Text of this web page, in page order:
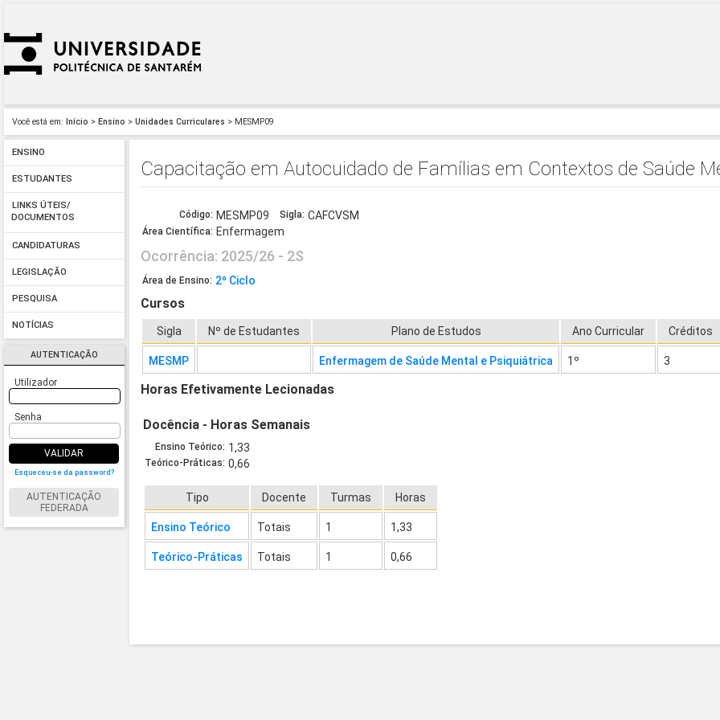
Você está em: Início > Ensino > Unidades Curriculares > MESMP09
ENSINO
ESTUDANTES
LINKS ÚTEIS/
DOCUMENTOS
CANDIDATURAS
LEGISLAÇÃO
PESQUISA
NOTÍCIAS
AUTENTICAÇÃO
Utilizador
Senha
VALIDAR
Esqueceu-se da password?
AUTENTICAÇÃO
FEDERADA
Capacitação em Autocuidado de Famílias em Contextos de Saúde
Código: MESMP09 Sigla: CAFCVSM
Área Científica: Enfermagem
Ocorrência: 2025/26 - 2S
Área de Ensino: 2º Ciclo
Cursos
Sigla Nº de Estudantes Plano de Estudos Ano Curricular Créditos
MESMP Enfermagem de Saúde Mental e Psiquiátrica 1º 3
Horas Efetivamente Lecionadas
Docência - Horas Semanais
Ensino Teórico: 1,33
Teórico-Práticas: 0,66
Tipo Docente Turmas Horas
Ensino Teórico Totais 1 1,33
Teórico-Práticas Totais 1 0,66